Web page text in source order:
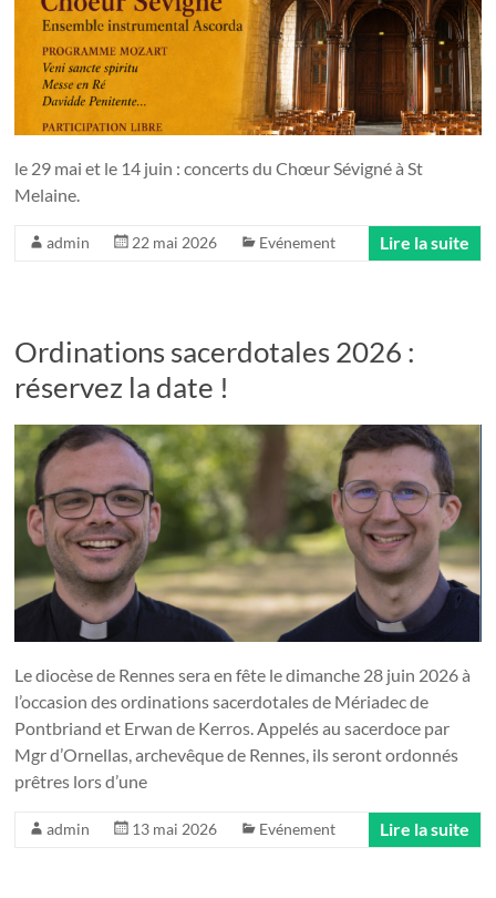
le 29 mai et le 14 juin : concerts du Chœur Sévigné à St
Melaine.
admin 22 mai 2026 Evénement Lire la suite
Ordinations sacerdotales 2026 :
réservez la date !
Le diocèse de Rennes sera en fête le dimanche 28 juin 2026 à
l’occasion des ordinations sacerdotales de Mériadec de
Pontbriand et Erwan de Kerros. Appelés au sacerdoce par
Mgr d’Ornellas, archevêque de Rennes, ils seront ordonnés
prêtres lors d’une
admin 13 mai 2026 Evénement Lire la suite